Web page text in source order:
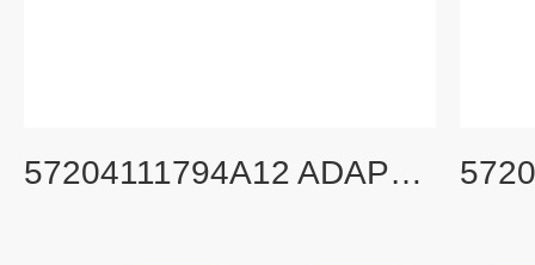
57204111794A12 ADAPTOR (10PCS/SET) 旧货号：336685A